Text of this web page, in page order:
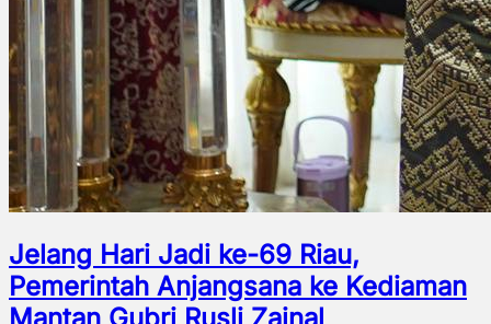
Jelang Hari Jadi ke-69 Riau,
Pemerintah Anjangsana ke Kediaman